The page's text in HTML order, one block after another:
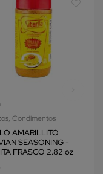
, Condimentos
AMARILLITO
SEASONING -
FRASCO 2.82 oz